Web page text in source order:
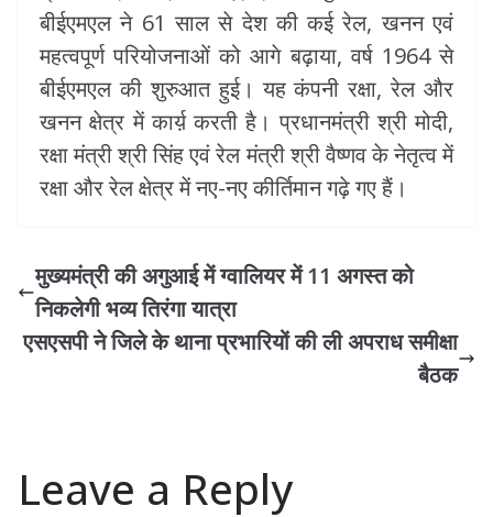
बीईएमएल ने 61 साल से देश की कई रेल, खनन एवं
महत्वपूर्ण परियोजनाओं को आगे बढ़ाया, वर्ष 1964 से
बीईएमएल की शुरुआत हुई। यह कंपनी रक्षा, रेल और
खनन क्षेत्र में कार्य़ करती है। प्रधानमंत्री श्री मोदी,
रक्षा मंत्री श्री सिंह एवं रेल मंत्री श्री वैष्णव के नेतृत्व में
रक्षा और रेल क्षेत्र में नए-नए कीर्तिमान गढ़े गए हैं।
मुख्यमंत्री की अगुआई में ग्वालियर में 11 अगस्त को
निकलेगी भव्य तिरंगा यात्रा
एसएसपी ने जिले के थाना प्रभारियों की ली अपराध समीक्षा
बैठक
Leave a Reply